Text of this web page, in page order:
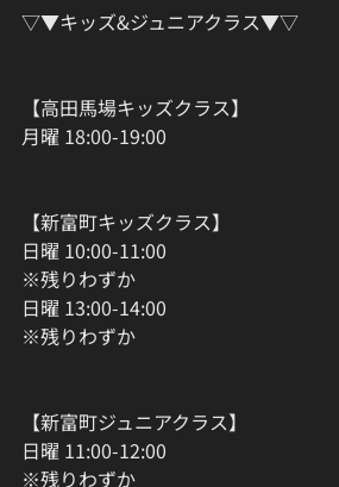
▽▼キッズ&ジュニアクラス▼▽
【高田馬場キッズクラス】
月曜 18:00-19:00
【新富町キッズクラス】
日曜 10:00-11:00
※残りわずか
日曜 13:00-14:00
※残りわずか
【新富町ジュニアクラス】
日曜 11:00-12:00
※残りわずか